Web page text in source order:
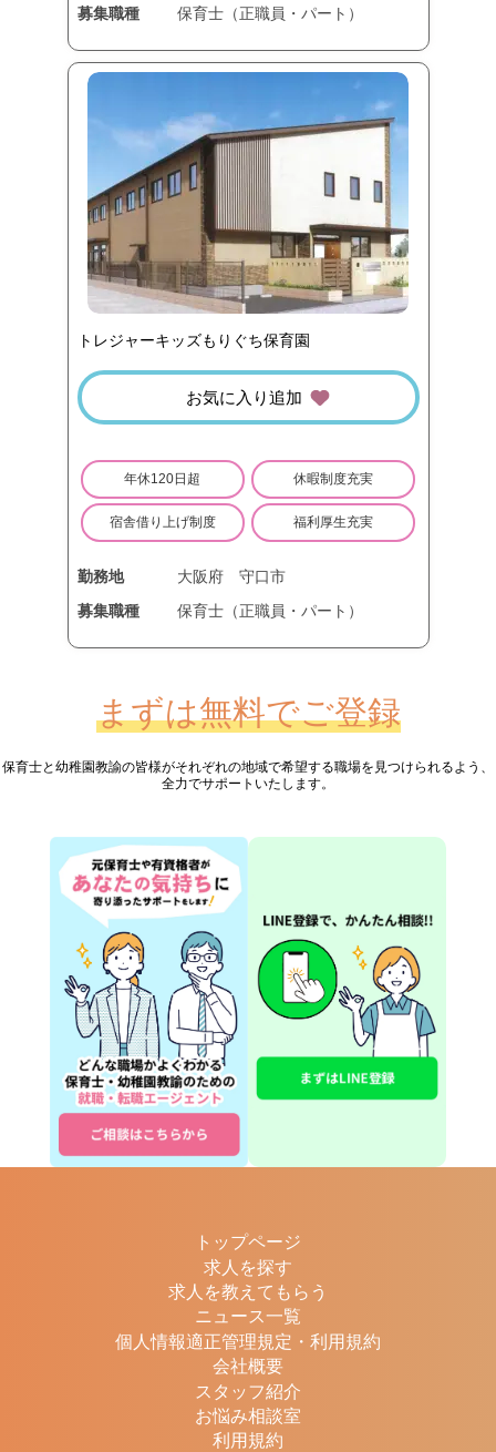
募集職種
保育士（正職員・パート）
トレジャーキッズもりぐち保育園
お気に入り追加
年休120日超 休暇制度充実
宿舎借り上げ制度 福利厚生充実
勤務地 大阪府
守口市
募集職種
保育士（正職員・パート）
まずは無料でご登録
保育士と幼稚園教諭の皆様がそれぞれの地域で希望する職場を見つけられるよう、
全力でサポートいたします。
トップページ
求人を探す
求人を教えてもらう
ニュース一覧
個人情報適正管理規定・利用規約
会社概要
スタッフ紹介
お悩み相談室
利用規約